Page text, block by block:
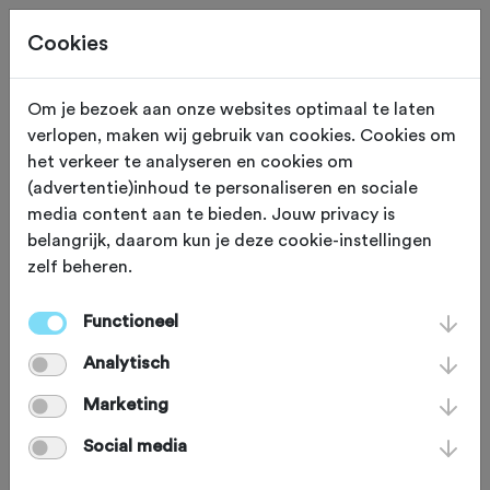
Welkom op de
club: vrijblijvend
kennismaken
Fietsen kan eenvoudig in je eentje of samen
met vrienden of collega’s. Maar wil je vaker
Cookies
Om je bezoek aan onze websites optimaal te laten
verlopen, maken wij gebruik van cookies. Cookies om
het verkeer te analyseren en cookies om
(advertentie)inhoud te personaliseren en sociale
media content aan te bieden. Jouw privacy is
belangrijk, daarom kun je deze cookie-instellingen
zelf beheren.
Functioneel
Analytisch
Marketing
Social media